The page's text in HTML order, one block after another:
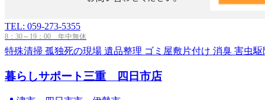
TEL: 059-273-5355
8：30～19：00 年中無休
特殊清掃 孤独死の現場 遺品整理 ゴミ屋敷片付け 消臭 害虫駆
暮らしサポート三重 四日市店